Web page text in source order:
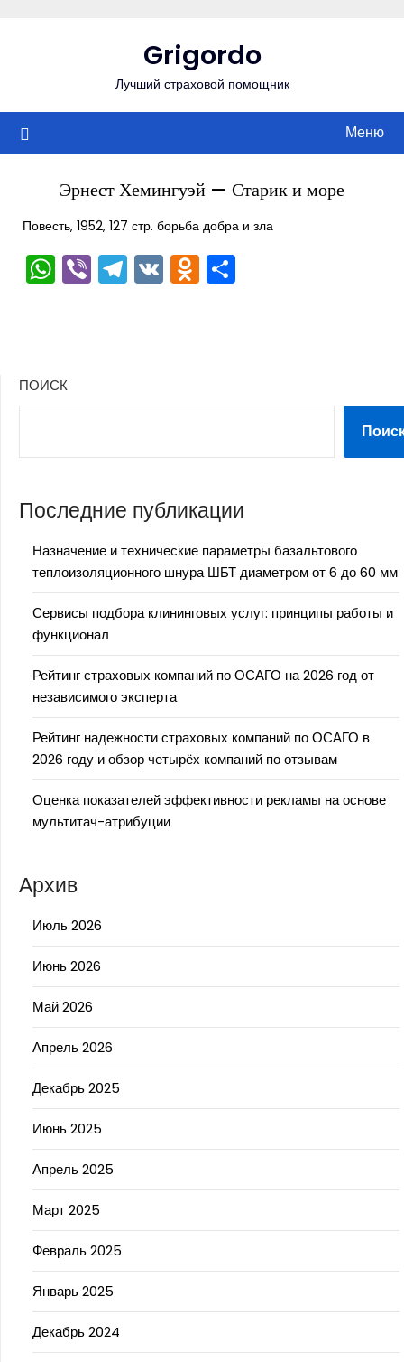
Grigordo
Лучший страховой помощник
Меню
Эрнест Хемингуэй — Старик и море
Повесть, 1952, 127 стр. борьба добра и зла
WhatsApp
ViberTelegram
VKOdnoklassniki
ПОИСК
Последние публикации
Назначение и технические параметры базальтового
теплоизоляционного шнура ШБТ диаметром от 6 до 60 мм
Сервисы подбора клининговых услуг: принципы работы и
функционал
Рейтинг страховых компаний по ОСАГО на 2026 год от
независимого эксперта
Рейтинг надежности страховых компаний по ОСАГО в
2026 году и обзор четырёх компаний по отзывам
Оценка показателей эффективности рекламы на основе
мультитач-атрибуции
Архив
Июль 2026
Июнь 2026
Май 2026
Апрель 2026
Декабрь 2025
Июнь 2025
Апрель 2025
Март 2025
Февраль 2025
Январь 2025
Декабрь 2024